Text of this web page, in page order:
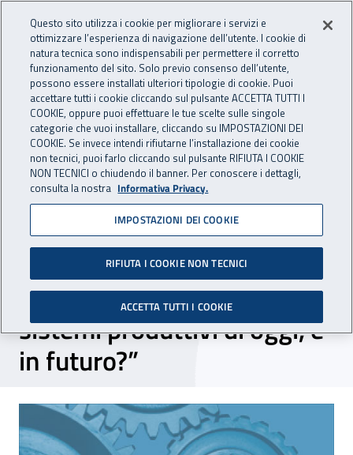
INAIL - Istituto Nazionale
Apri cerca
Navigazione principale
Navigazione - Ti trovi in:
Home Inail comunica Eventi
dal 20 al 21 ottobre 2016
Seminario internazionale
INAIL – ISSA “Uomo –
Macchina: Rischi per i
sistemi produttivi di oggi, e
in futuro?”
Seminario internazionale INAIL – ISSA
Questo sito utilizza i cookie per migliorare i servizi e
ottimizzare l’esperienza di navigazione dell’utente. I cookie di
natura tecnica sono indispensabili per permettere il corretto
funzionamento del sito. Solo previo consenso dell’utente,
possono essere installati ulteriori tipologie di cookie. Puoi
accettare tutti i cookie cliccando sul pulsante ACCETTA TUTTI I
COOKIE, oppure puoi effettuare le tue scelte sulle singole
categorie che vuoi installare, cliccando su IMPOSTAZIONI DEI
COOKIE. Se invece intendi rifiutarne l’installazione dei cookie
non tecnici, puoi farlo cliccando sul pulsante RIFIUTA I COOKIE
NON TECNICI o chiudendo il banner. Per conoscere i dettagli,
consulta la nostra Informativa Privacy.
IMPOSTAZIONI DEI COOKIE
RIFIUTA I COOKIE NON TECNICI
ACCETTA TUTTI I COOKIE